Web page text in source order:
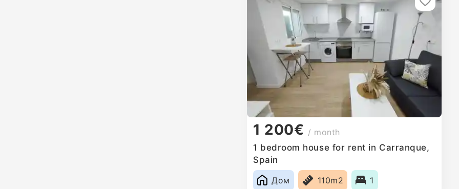
1 200€ / month
1 bedroom house for rent in Carranque,
Spain
Дом
110m2 1